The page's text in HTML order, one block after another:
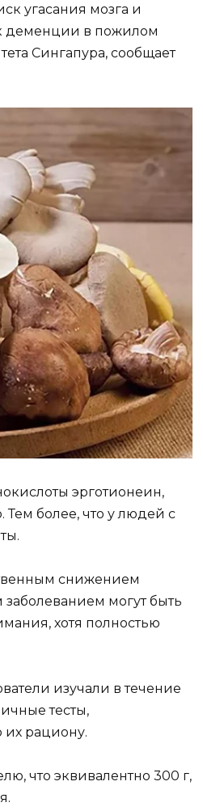
угасания мозга и
деменции в пожилом
Сингапура, сообщает
эрготионеин,
Тем более, что у людей с
снижением
могут быть
хотя полностью
изучали в течение
тесты,
их рациону.
что эквивалентно 300 г,